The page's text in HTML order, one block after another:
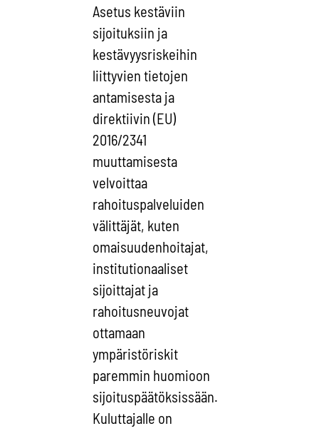
Asetus kestäviin
sijoituksiin ja
kestävyysriskeihin
liittyvien tietojen
antamisesta ja
direktiivin (EU)
2016/2341
muuttamisesta
velvoittaa
rahoituspalveluiden
välittäjät, kuten
omaisuudenhoitajat,
institutionaaliset
sijoittajat ja
rahoitusneuvojat
ottamaan
ympäristöriskit
paremmin huomioon
sijoituspäätöksissään.
Kuluttajalle on